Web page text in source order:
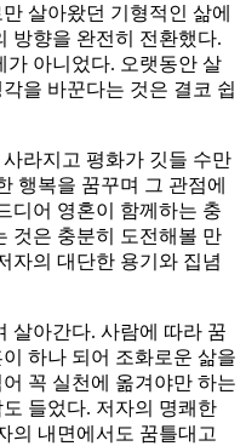
살아왔던 기형적인 삶에
방향을 완전히 전환했다.
가 아니었다. 오랫동안 살
을 바꾼다는 것은 결코 쉽
라지고 평화가 깃들 수만
행복을 꿈꾸며 그 관점에
디어 영혼이 함께하는 충
것은 충분히 도전해볼 만
자의 대단한 용기와 집념
살아간다. 사람에 따라 꿈
하나 되어 조화로운 삶을
꼭 실천에 옮겨야만 하는
들었다. 저자의 명쾌한
의 내면에서도 꿈틀대고